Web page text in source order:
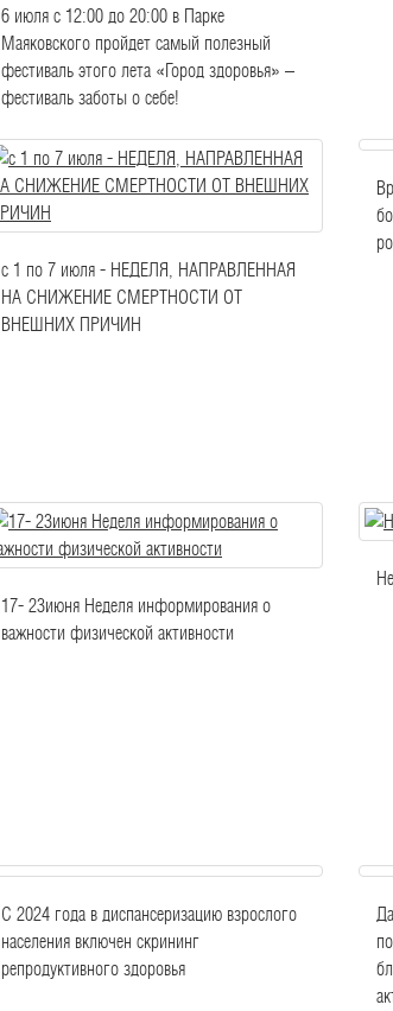
6 июля с 12:00 до 20:00 в Парке
Маяковского пройдет самый полезный
фестиваль этого лета «Город здоровья» –
фестиваль заботы о себе!
с 1 по 7 июля - НЕДЕЛЯ, НАПРАВЛЕННАЯ
НА СНИЖЕНИЕ СМЕРТНОСТИ ОТ
ВНЕШНИХ ПРИЧИН
17- 23июня Неделя информирования о
важности физической активности
С 2024 года в диспансеризацию взрослого
населения включен скрининг
репродуктивного здоровья